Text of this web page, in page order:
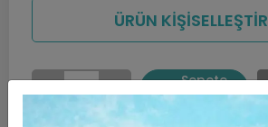
ÜRÜN
Sepete
Ekle